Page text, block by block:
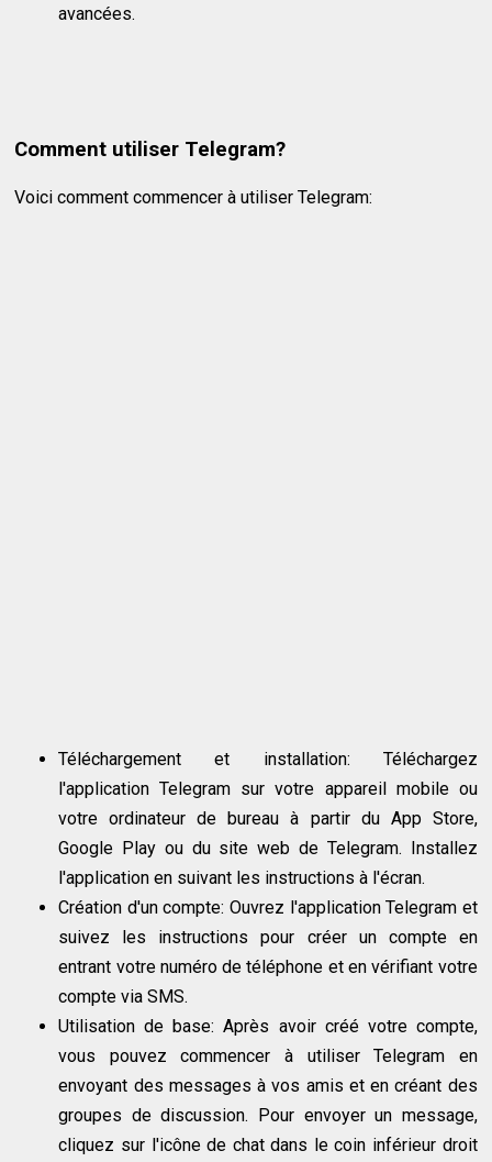
avancées.
Comment utiliser Telegram?
Voici comment commencer à utiliser Telegram:
Téléchargement et installation: Téléchargez
l'application Telegram sur votre appareil mobile ou
votre ordinateur de bureau à partir du App Store,
Google Play ou du site web de Telegram. Installez
l'application en suivant les instructions à l'écran.
Création d'un compte: Ouvrez l'application Telegram et
suivez les instructions pour créer un compte en
entrant votre numéro de téléphone et en vérifiant votre
compte via SMS.
Utilisation de base: Après avoir créé votre compte,
vous pouvez commencer à utiliser Telegram en
envoyant des messages à vos amis et en créant des
groupes de discussion. Pour envoyer un message,
cliquez sur l'icône de chat dans le coin inférieur droit